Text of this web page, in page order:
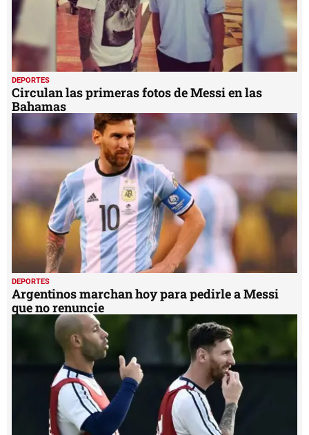
DEPORTES
Circulan las primeras fotos de Messi en las
Bahamas
DEPORTES
Argentinos marchan hoy para pedirle a Messi
que no renuncie